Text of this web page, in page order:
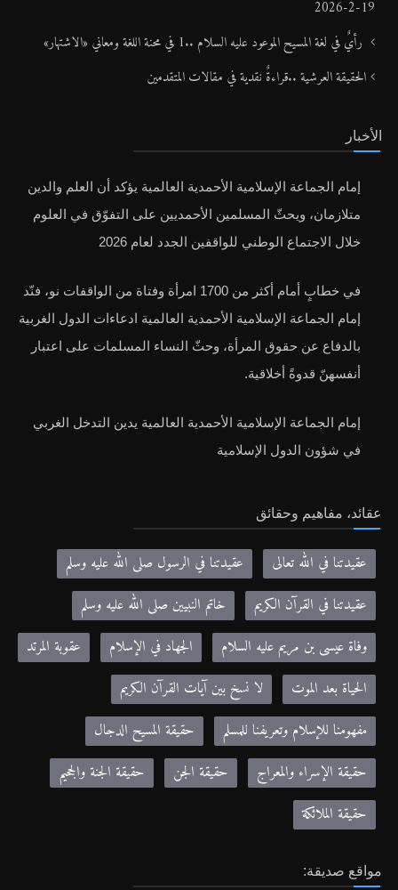
19-2-2026
رأيٌ في لغة المسيح الموعود عليه السلام ..1 في محنة اللغة ومعاني «الاشتهار»
الحقيقة العرشية ..قراءةٌ نقدية في مقالات المتقدمين
الأخبار
إمام الجماعة الإسلامية الأحمدية العالمية يؤكد أن العلم والدين
متلازمان، ويحثّ المسلمين الأحمديين على التفوّق في العلوم
خلال الاجتماع الوطني للواقفين الجدد لعام 2026
في خطابٍ أمام أكثر من 1700 امرأة وفتاة من الواقفات نو، فنّد
إمام الجماعة الإسلامية الأحمدية العالمية ادعاءات الدول الغربية
بالدفاع عن حقوق المرأة، وحثّ النساء المسلمات على اعتبار
أنفسهنّ قدوةً أخلاقية.
إمام الجماعة الإسلامية الأحمدية العالمية يدين التدخل الغربي
في شؤون الدول الإسلامية
عقائد، مفاهيم وحقائق
عقيدتنا في الله تعالى
عقيدتنا في الرسول صلى الله عليه وسلم
عقيدتنا في القرآن الكريم
خاتم النبيين صلى الله عليه وسلم
وفاة عيسى بن مريم عليه السلام
الجهاد في الإسلام
عقوبة المرتد
الحياة بعد الموت
لا نسخ بين آيات القرآن الكريم
مفهومنا للإسلام وتعريفنا للمسلم
حقيقة المسيح الدجال
حقيقة الإسراء والمعراج
حقيقة الجن
حقيقة الجنة والجحيم
حقيقة الملائكة
مواقع صديقة: